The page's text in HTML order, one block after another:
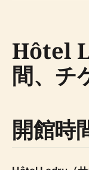
Hôtel
間、チ
開館時